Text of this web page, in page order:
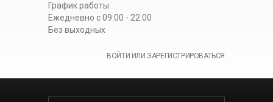
График работы:
Ежедневно c 09:00 - 22:00
Без выходных
ВОЙТИ ИЛИ ЗАРЕГИСТРИРОВАТЬСЯ